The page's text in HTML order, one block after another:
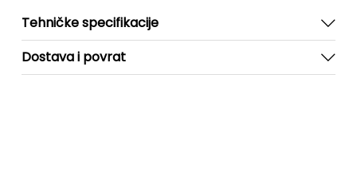
Tehničke specifikacije
Dostava i povrat